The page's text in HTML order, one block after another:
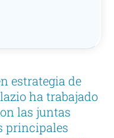
estrategia de
ha trabajado
las juntas
principales